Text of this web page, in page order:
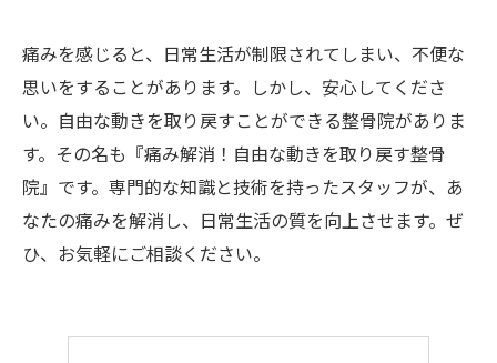
痛みを感じると、日常生活が制限されてしまい、不便な
思いをすることがあります。しかし、安心してくださ
い。自由な動きを取り戻すことができる整骨院がありま
す。その名も『痛み解消！自由な動きを取り戻す整骨
院』です。専門的な知識と技術を持ったスタッフが、あ
なたの痛みを解消し、日常生活の質を向上させます。ぜ
ひ、お気軽にご相談ください。